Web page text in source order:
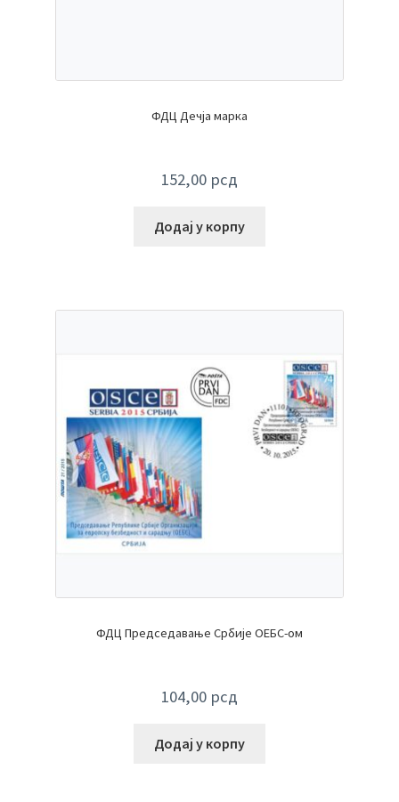
ФДЦ Дечја марка
152,00 рсд
Додај у корпу
ФДЦ Председавање Србије ОЕБС-ом
104,00 рсд
Додај у корпу